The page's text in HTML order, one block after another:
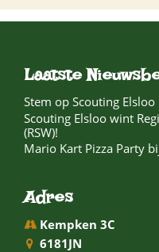
Laatste
Stem op Scouting
Scouting Elsloo wint
(RSW)!
Mario Kart Pizza Party
Adres
Kempken 3C
6181JN